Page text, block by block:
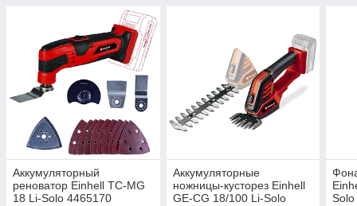
Аккумуляторный
реноватор Einhell TC-MG
18 Li-Solo 4465170
Аккумуляторные
ножницы-кусторез Einhell
GE-CG 18/100 Li-Solo